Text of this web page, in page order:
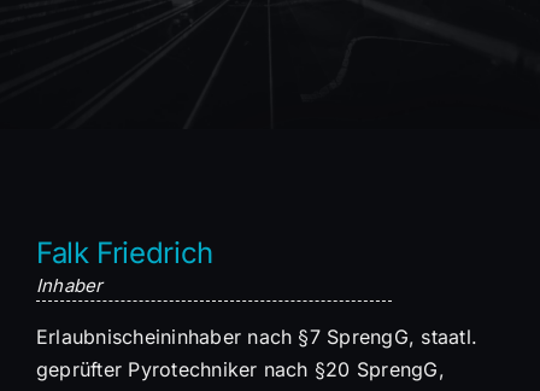
Falk Friedrich
Inhaber
Erlaubnischeininhaber nach §7 SprengG, staatl.
geprüfter Pyrotechniker nach §20 SprengG,